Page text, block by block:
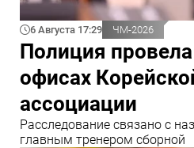
6 Августа 17:29 ЧМ-2026
Полиция
офисах
ассоциации
Расследование связано с
главным тренером сборной